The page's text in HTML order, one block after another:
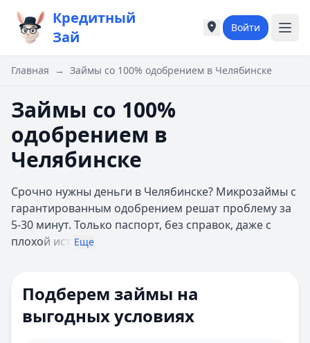
Кредитный
Зай
Города России
Москва
Барнаул
Белгород
Брянск
В
Города России
Москва
Барнаул
Белгород
Брянск
В
Войти
Главная → Займы со 100% одобрением в Челябинске
Займы со 100%
одобрением в
Челябинске
Срочно нужны деньги в Челябинске? Микрозаймы с
гарантированным одобрением решат проблему за
5-30 минут. Только паспорт, без справок, даже с
плохой ист Еще
Подберем займы на
выгодных условиях